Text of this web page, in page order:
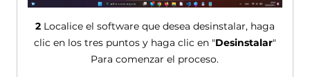
2Localice el software que desea desinstalar, haga
clic en los tres puntos y haga clic en "Desinstalar"
Para comenzar el proceso.